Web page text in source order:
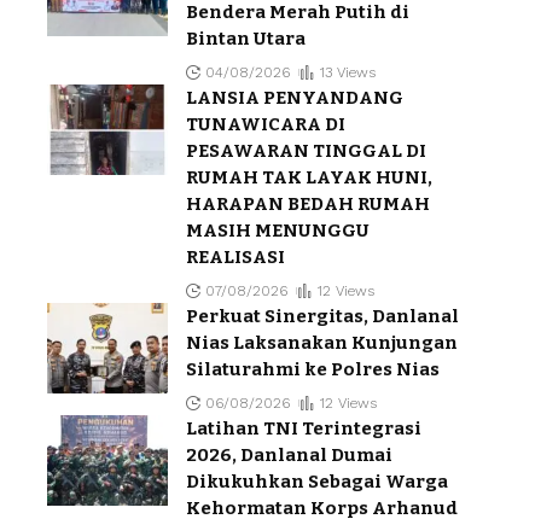
Bendera Merah Putih di
Bintan Utara
04/08/2026 13 Views
LANSIA PENYANDANG
TUNAWICARA DI
PESAWARAN TINGGAL DI
RUMAH TAK LAYAK HUNI,
HARAPAN BEDAH RUMAH
MASIH MENUNGGU
REALISASI
07/08/2026 12 Views
Perkuat Sinergitas, Danlanal
Nias Laksanakan Kunjungan
Silaturahmi ke Polres Nias
06/08/2026 12 Views
Latihan TNI Terintegrasi
2026, Danlanal Dumai
Dikukuhkan Sebagai Warga
Kehormatan Korps Arhanud